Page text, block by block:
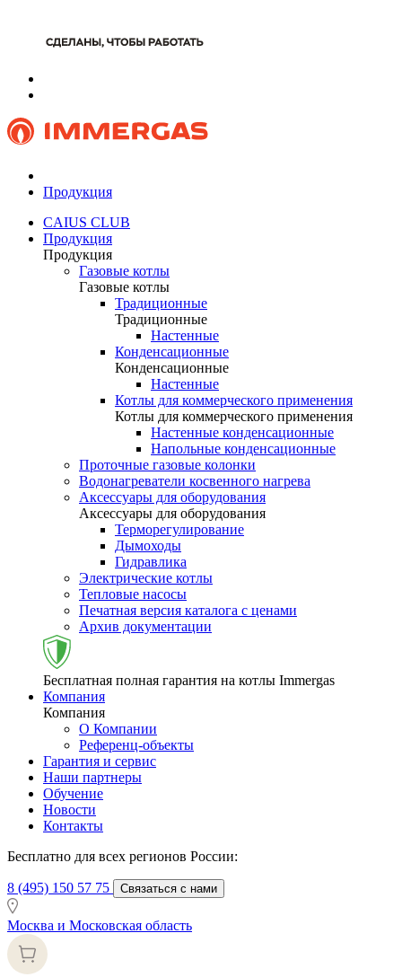
Продукция
CAIUS CLUB
Продукция
Продукция
Газовые котлы
Газовые котлы
Традиционные
Традиционные
Настенные
Конденсационные
Конденсационные
Настенные
Котлы для коммерческого применения
Котлы для коммерческого применения
Настенные конденсационные
Напольные конденсационные
Проточные газовые колонки
Водонагреватели косвенного нагрева
Аксессуары для оборудования
Аксессуары для оборудования
Терморегулирование
Дымоходы
Гидравлика
Электрические котлы
Тепловые насосы
Печатная версия каталога с ценами
Архив документации
Бесплатная полная гарантия на котлы Immergas
Компания
Компания
О Компании
Референц-объекты
Гарантия и сервис
Наши партнеры
Обучение
Новости
Контакты
Бесплатно для всех регионов России:
8 (495) 150 57 75 Связаться с нами
Москва и Московская область